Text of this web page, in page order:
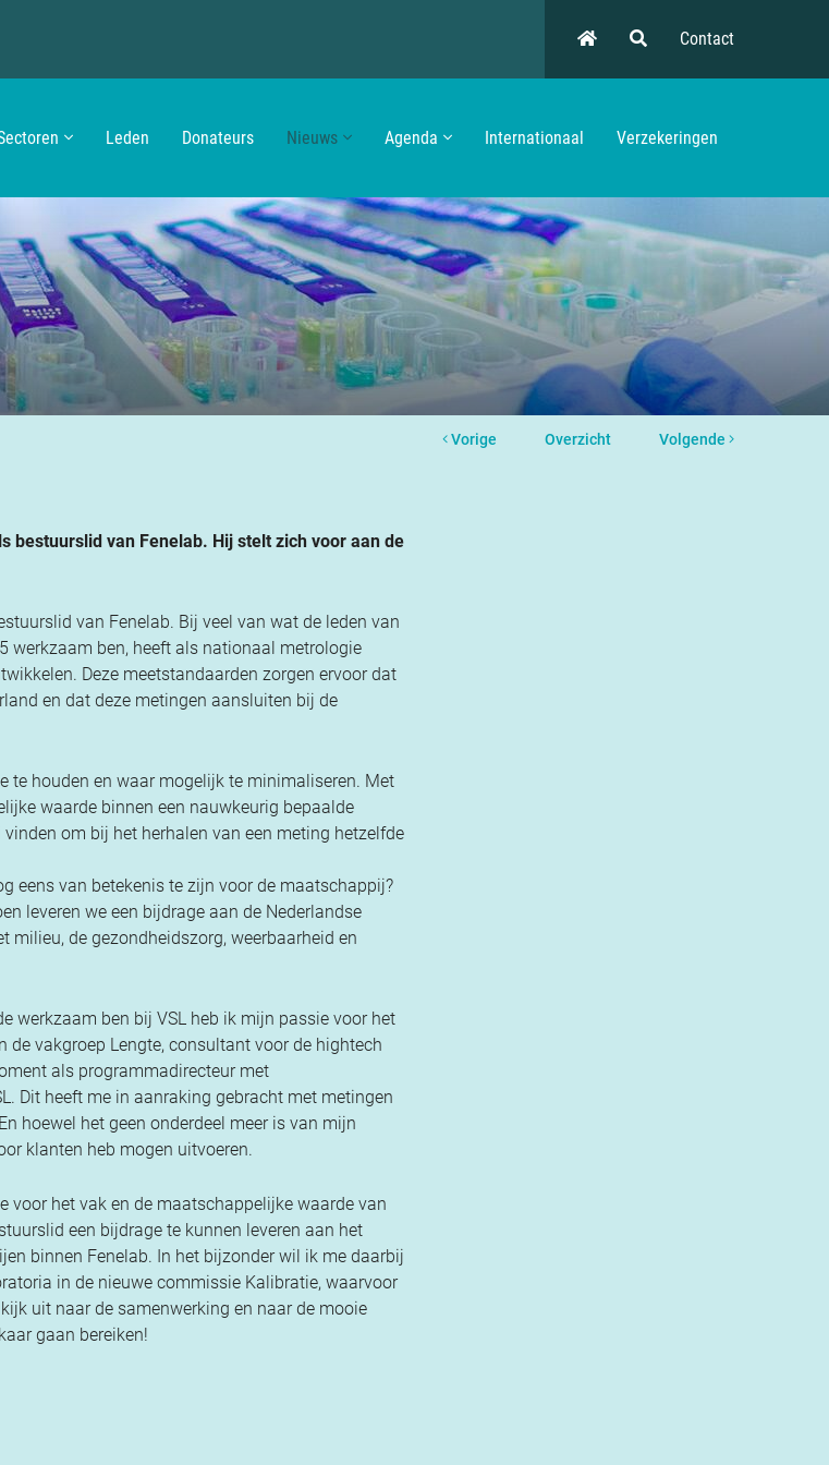
Contact
Leden Donateurs Nieuws Agenda Internationaal Verzekeringen
Vorige Overzicht Volgende
bestuurslid van Fenelab. Hij stelt zich voor aan de
van Fenelab. Bij veel van wat de leden van
werkzaam ben, heeft als nationaal metrologie
Deze meetstandaarden zorgen ervoor dat
en dat deze metingen aansluiten bij de
te houden en waar mogelijk te minimaliseren. Met
waarde binnen een nauwkeurig bepaalde
om bij het herhalen van een meting hetzelfde
eens van betekenis te zijn voor de maatschappij?
leveren we een bijdrage aan de Nederlandse
milieu, de gezondheidszorg, weerbaarheid en
werkzaam ben bij VSL heb ik mijn passie voor het
vakgroep Lengte, consultant voor de hightech
als programmadirecteur met
Dit heeft me in aanraking gebracht met metingen
hoewel het geen onderdeel meer is van mijn
klanten heb mogen uitvoeren.
voor het vak en de maatschappelijke waarde van
een bijdrage te kunnen leveren aan het
binnen Fenelab. In het bijzonder wil ik me daarbij
in de nieuwe commissie Kalibratie, waarvoor
kijk uit naar de samenwerking en naar de mooie
gaan bereiken!